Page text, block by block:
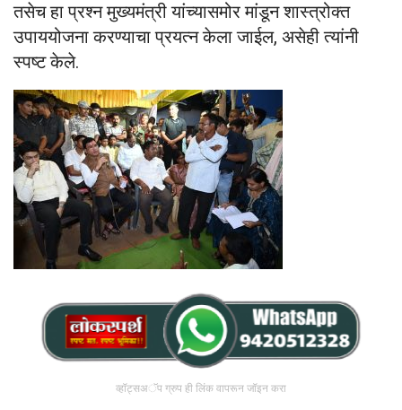
तसेच हा प्रश्न मुख्यमंत्री यांच्यासमोर मांडून शास्त्रोक्त
उपाययोजना करण्याचा प्रयत्न केला जाईल, असेही त्यांनी
स्पष्ट केले.
व्हॉट्सअॅप ग्रुप ही लिंक वापरून जॉइन करा